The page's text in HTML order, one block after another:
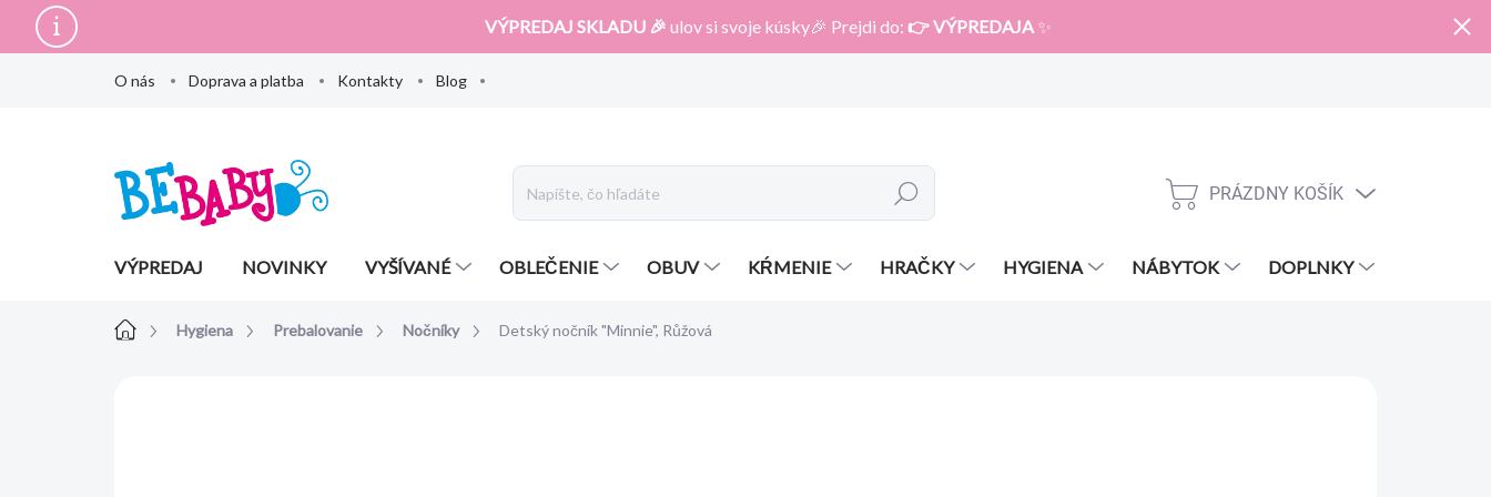
obsah
VÝPREDAJ SKLADU 🎉 ulov si svoje kúsky🎉 Prejdi do: 👉 VÝPREDAJA ✨
O nás Doprava a platba Kontakty Blog
Hľadať
NÁKUPNÝ
PRÁZDNY KOŠÍK
VÝPREDAJ NOVINKY VYŠÍVANÉ OBLEČENIE OBUV KŔMENIE HRAČKY HYGIENA NÁBYTOK DOPLNKY
DomovHygiena Prebalovanie Nočníky Detský nočník "Minnie", Růžová